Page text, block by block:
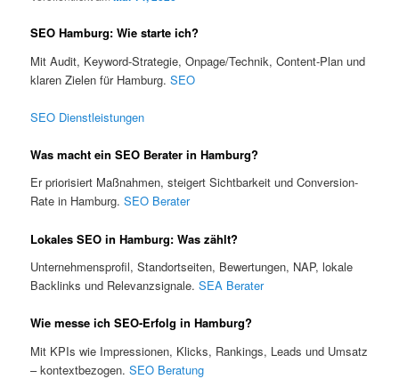
SEO Hamburg: Wie starte ich?
Mit Audit, Keyword-Strategie, Onpage/Technik, Content-Plan und
klaren Zielen für Hamburg.SEO
SEO Dienstleistungen
Was macht ein SEO Berater in Hamburg?
Er priorisiert Maßnahmen, steigert Sichtbarkeit und Conversion-
Rate in Hamburg.SEO Berater
Lokales SEO in Hamburg: Was zählt?
Unternehmensprofil, Standortseiten, Bewertungen, NAP, lokale
Backlinks und Relevanzsignale.SEA Berater
Wie messe ich SEO-Erfolg in Hamburg?
Mit KPIs wie Impressionen, Klicks, Rankings, Leads und Umsatz
– kontextbezogen.SEO Beratung